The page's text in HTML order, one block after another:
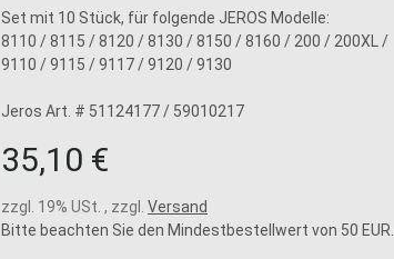
Set mit 10 Stück, für folgende JEROS Modelle:
8110 / 8115 / 8120 / 8130 / 8150 / 8160 / 200 / 200XL /
9110 / 9115 / 9117 / 9120 / 9130
Jeros Art. # 51124177 / 59010217
35,10 €
zzgl. 19% USt. , zzgl. Versand
Bitte beachten Sie den Mindestbestellwert von 50 EUR.